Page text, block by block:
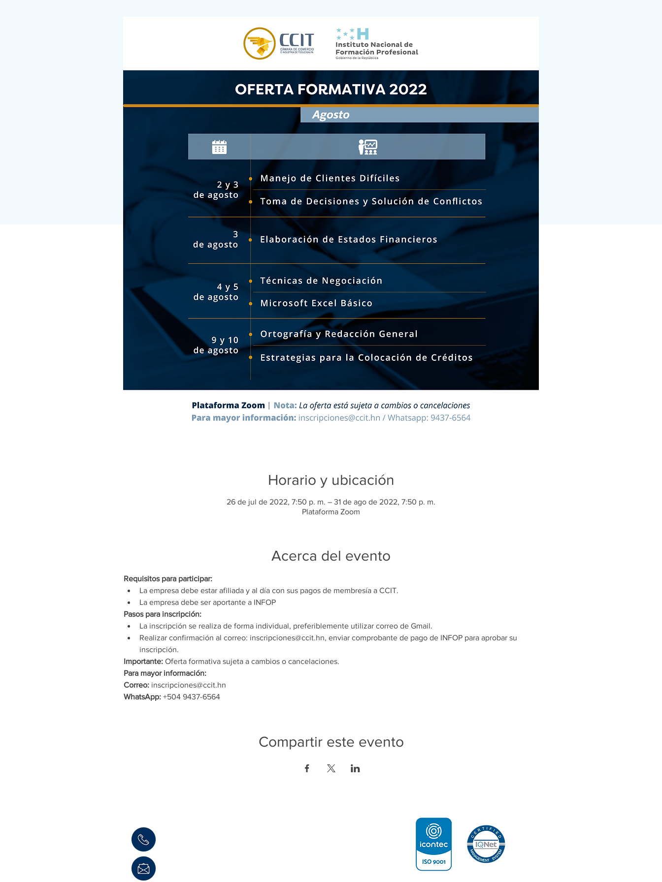
Horario y ubicación
26 de jul de 2022, 7:50 p. m. – 31 de ago de 2022, 7:50 p. m.
Plataforma Zoom
Acerca del evento
Requisitos para participar:
La empresa debe estar afiliada y al día con sus pagos de membresía a CCIT.
La empresa debe ser aportante a INFOP
Pasos para inscripción:
La inscripción se realiza de forma individual, preferiblemente utilizar correo de Gmail.
Realizar confirmación al correo: inscripciones@ccit.hn, enviar comprobante de pago de INFOP para aprobar su
inscripción.
Importante: Oferta formativa sujeta a cambios o cancelaciones.
Para mayor información:
Correo: inscripciones@ccit.hn
WhatsApp: +504 9437-6564
Compartir este evento